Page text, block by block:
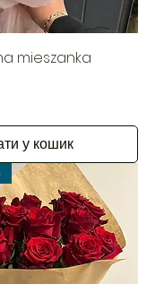
mieszanka
у кошик